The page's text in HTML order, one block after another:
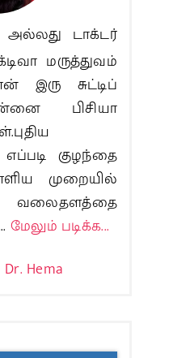
அல்லது டாக்டர்
மருத்துவம்
இரு சுட்டிப்
பிசியா
குழந்தை
முறையில்
மேலும் படிக்க...
Dr. Hema